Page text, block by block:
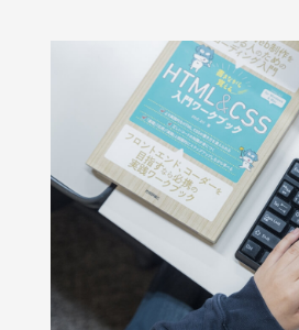
人間
活動を通し、身近
係を基盤として、